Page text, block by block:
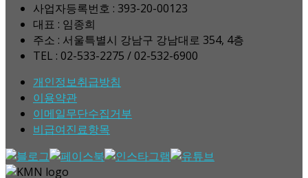
사업자등록번호 : 393-20-00123
대표 : 임종희
주소 : 서울특별시 강남구 강남대로 354, 4층
TEL : 02-533-2275 / 02-532-6900
개인정보취급방침
이용약관
이메일무단수집거부
비급여진료항목